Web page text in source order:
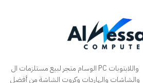
الوسام متجر لبيع مستلزمات ال PC واللابتوبات
والشاشات والهاردات وكروت الشاشة من أفضل